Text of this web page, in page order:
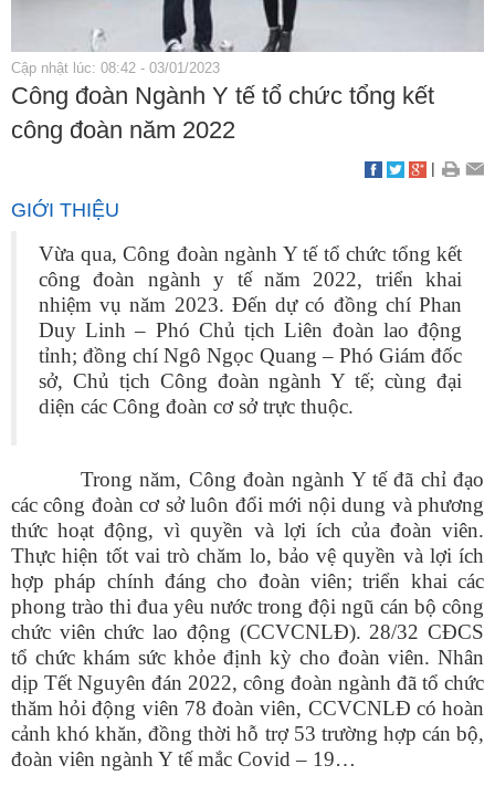
Cập nhật lúc: 08:42 - 03/01/2023
Công đoàn Ngành Y tế tổ chức tổng kết
công đoàn năm 2022
|
GIỚI THIỆU
Vừa qua, Công đoàn ngành Y tế tổ chức tổng kết
công đoàn ngành y tế năm 2022, triển khai
nhiệm vụ năm 2023. Đến dự có đồng chí Phan
Duy Linh – Phó Chủ tịch Liên đoàn lao động
tỉnh; đồng chí Ngô Ngọc Quang – Phó Giám đốc
sở, Chủ tịch Công đoàn ngành Y tế; cùng đại
diện các Công đoàn cơ sở trực thuộc.
Trong năm, Công đoàn ngành Y tế đã chỉ đạo
các công đoàn cơ sở luôn đổi mới nội dung và phương
thức hoạt động, vì quyền và lợi ích của đoàn viên.
Thực hiện tốt vai trò chăm lo, bảo vệ quyền và lợi ích
hợp pháp chính đáng cho đoàn viên; triển khai các
phong trào thi đua yêu nước trong đội ngũ cán bộ công
chức viên chức lao động (CCVCNLĐ). 28/32 CĐCS
tổ chức khám sức khỏe định kỳ cho đoàn viên. Nhân
dịp Tết Nguyên đán 2022, công đoàn ngành đã tổ chức
thăm hỏi động viên 78 đoàn viên, CCVCNLĐ có hoàn
cảnh khó khăn, đồng thời hỗ trợ 53 trường hợp cán bộ,
đoàn viên ngành Y tế mắc Covid – 19…